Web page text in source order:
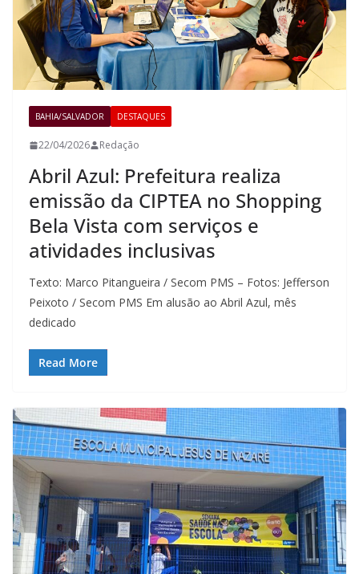
BAHIA/SALVADOR DESTAQUES
22/04/2026 Redação
Abril Azul: Prefeitura realiza
emissão da CIPTEA no Shopping
Bela Vista com serviços e
atividades inclusivas
Texto: Marco Pitangueira / Secom PMS – Fotos: Jefferson
Peixoto / Secom PMS Em alusão ao Abril Azul, mês
dedicado
Read More